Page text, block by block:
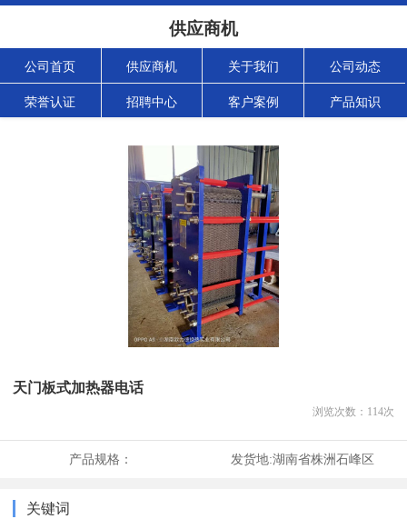
供应商机
公司首页 供应商机 关于我们 公司动态
荣誉认证 招聘中心 客户案例 产品知识
天门板式加热器电话
浏览次数： 114次
产品规格： 发货地:湖南省株洲石峰区
关键词